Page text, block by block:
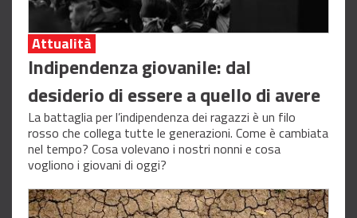
Attualità
Indipendenza giovanile: dal
desiderio di essere a quello di avere
La battaglia per l’indipendenza dei ragazzi è un filo
rosso che collega tutte le generazioni. Come è cambiata
nel tempo? Cosa volevano i nostri nonni e cosa
vogliono i giovani di oggi?